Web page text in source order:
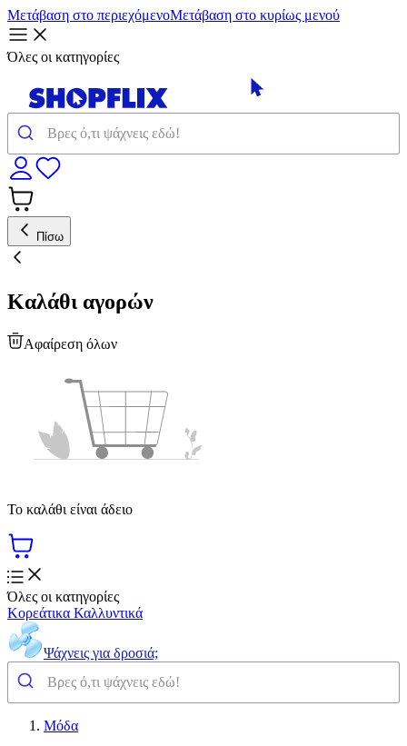
Μετάβαση στο περιεχόμενοΜετάβαση στο κυρίως μενού
Όλες οι κατηγορίες
Πίσω
Καλάθι αγορών
Αφαίρεση όλων
Το καλάθι είναι άδειο
Όλες οι κατηγορίες
Κορεάτικα Καλλυντικά
Ψάχνεις για δροσιά;
Μόδα